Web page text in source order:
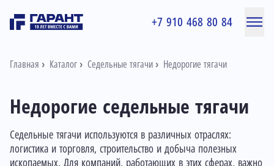
+7 910 468 80 84
Главная Каталог Седельные тягачи Недорогие тягачи
Недорогие седельные тягачи
Седельные тягачи используются в различных отраслях:
логистика и торговля, строительство и добыча полезных
ископаемых. Для компаний, работающих в этих сферах, важно